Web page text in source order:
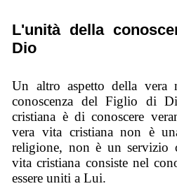
L'unità della
Dio
Un altro aspetto della vera
conoscenza del Figlio di
cristiana è di conoscere
vera vita cristiana non è
religione, non è un servizio
vita cristiana consiste nel
essere uniti a Lui.